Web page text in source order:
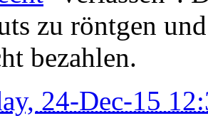
zu röntgen
bezahlen.
24-Dec-15